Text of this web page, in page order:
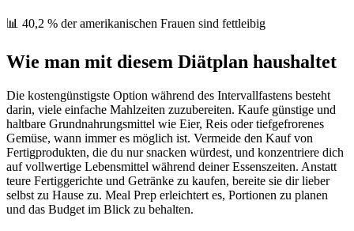
📊 40,2 % der amerikanischen Frauen sind fettleibig
Wie man mit diesem Diätplan haushaltet
Die kostengünstigste Option während des Intervallfastens besteht
darin, viele einfache Mahlzeiten zuzubereiten. Kaufe günstige und
haltbare Grundnahrungsmittel wie Eier, Reis oder tiefgefrorenes
Gemüse, wann immer es möglich ist. Vermeide den Kauf von
Fertigprodukten, die du nur snacken würdest, und konzentriere dich
auf vollwertige Lebensmittel während deiner Essenszeiten. Anstatt
teure Fertiggerichte und Getränke zu kaufen, bereite sie dir lieber
selbst zu Hause zu. Meal Prep erleichtert es, Portionen zu planen
und das Budget im Blick zu behalten.